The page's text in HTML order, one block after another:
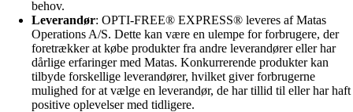
behov.
Leverandør: OPTI-FREE® EXPRESS® leveres af Matas
Operations A/S. Dette kan være en ulempe for forbrugere, der
foretrækker at købe produkter fra andre leverandører eller har
dårlige erfaringer med Matas. Konkurrerende produkter kan
tilbyde forskellige leverandører, hvilket giver forbrugerne
mulighed for at vælge en leverandør, de har tillid til eller har haft
positive oplevelser med tidligere.